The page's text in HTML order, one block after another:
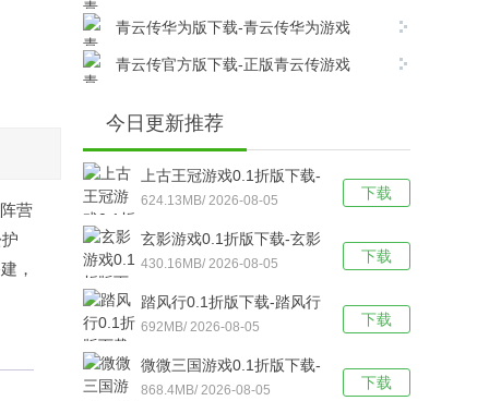
营
，
v17.8.0安卓版下载
青云传华为版下载-青云传华为游戏
v17.8.0安卓版下载
青云传官方版下载-正版青云传游戏
今日更新推荐
下载
上古王冠游戏0.1折版下载-
上古王冠(0.1折官方正版)
福利版 v1.0安卓版下载
624.13MB/ 2026-08-05
下载
玄影游戏0.1折版下载-玄影
（0.1折盗帅送真充）手游
v1.0.0安卓版下载
430.16MB/ 2026-08-05
下载
踏风行0.1折版下载-踏风行
折扣版 v3.0.1安卓版下载
692MB/ 2026-08-05
下载
微微三国游戏0.1折版下载-
微微三国福利版 v1.0安卓
868.4MB/ 2026-08-05